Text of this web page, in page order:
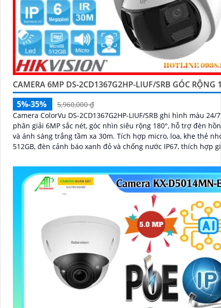
CAMERA 6MP DS-2CD1367G2HP-LIUF/SRB GÓC RỘNG
5%-35%
5,960,000 ₫
Camera ColorVu DS-2CD1367G2HP-LIUF/SRB ghi hình màu 24/
phân giải 6MP sắc nét, góc nhìn siêu rộng 180°, hỗ trợ đèn
và ánh sáng trắng tầm xa 30m. Tích hợp micro, loa, khe thẻ nhớ đến
512GB, đèn cảnh báo xanh đỏ và chống nước IP67, thích hợp